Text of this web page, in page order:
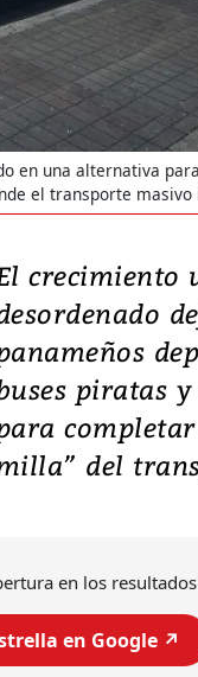
en una alternativa
el transporte masivo
crecimiento
piratas
del
en los
en Google ↗️
Un fuerte
7,1 se
julio en la
al sur de